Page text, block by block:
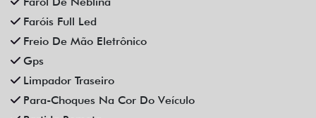
Rodas De Liga Leve
Rádio Bluetooth
Sensor De Estacionamento
Som Original
Trava Elétrica
Trio Elétrico